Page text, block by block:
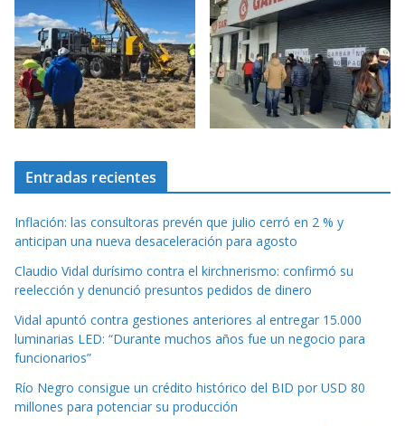
Entradas recientes
Inflación: las consultoras prevén que julio cerró en 2 % y
anticipan una nueva desaceleración para agosto
Claudio Vidal durísimo contra el kirchnerismo: confirmó su
reelección y denunció presuntos pedidos de dinero
Vidal apuntó contra gestiones anteriores al entregar 15.000
luminarias LED: “Durante muchos años fue un negocio para
funcionarios”
Río Negro consigue un crédito histórico del BID por USD 80
millones para potenciar su producción